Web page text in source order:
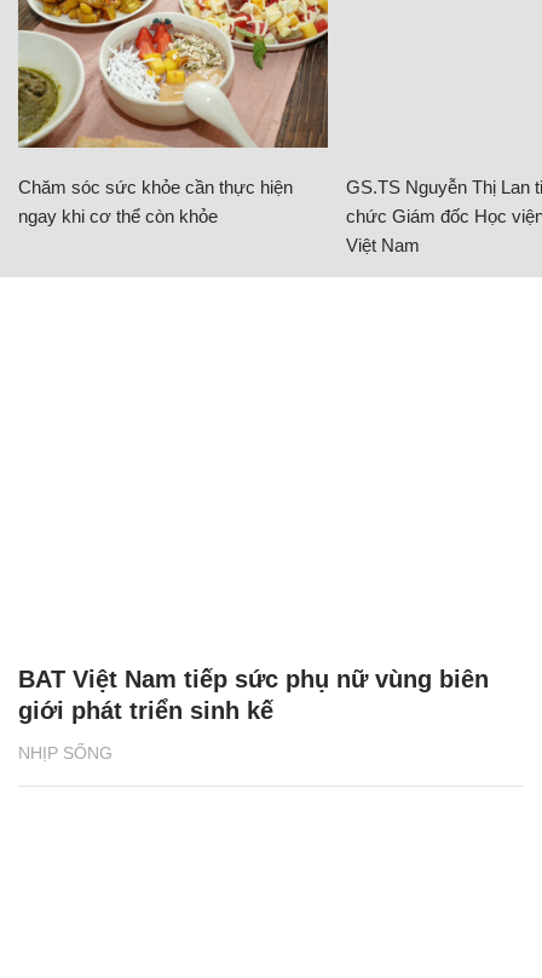
Chăm sóc sức khỏe cần thực hiện
ngay khi cơ thể còn khỏe
GS.TS Nguyễn Thị Lan
chức Giám đốc Học
Việt Nam
NHỊP SỐNG
BAT Việt Nam tiếp sức phụ nữ vùng biên
giới phát triển sinh kế